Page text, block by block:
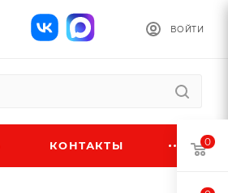
ВОЙТИ
КОНТАКТЫ 0